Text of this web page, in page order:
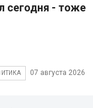
сегодня - тоже
07 августа 2026